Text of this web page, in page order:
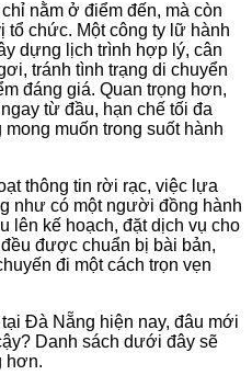
nằm ở điểm đến, mà còn
tổ chức. Một công ty lữ hành
dựng lịch trình hợp lý, cân
tránh tình trạng di chuyển
đáng giá. Quan trọng hơn,
từ đầu, hạn chế tối đa
muốn trong suốt hành
thông tin rời rạc, việc lựa
như có một người đồng hành
lên kế hoạch, đặt dịch vụ cho
được chuẩn bị bài bản,
đi một cách trọn vẹn
Đà Nẵng hiện nay, đâu mới
Danh sách dưới đây sẽ
hơn.